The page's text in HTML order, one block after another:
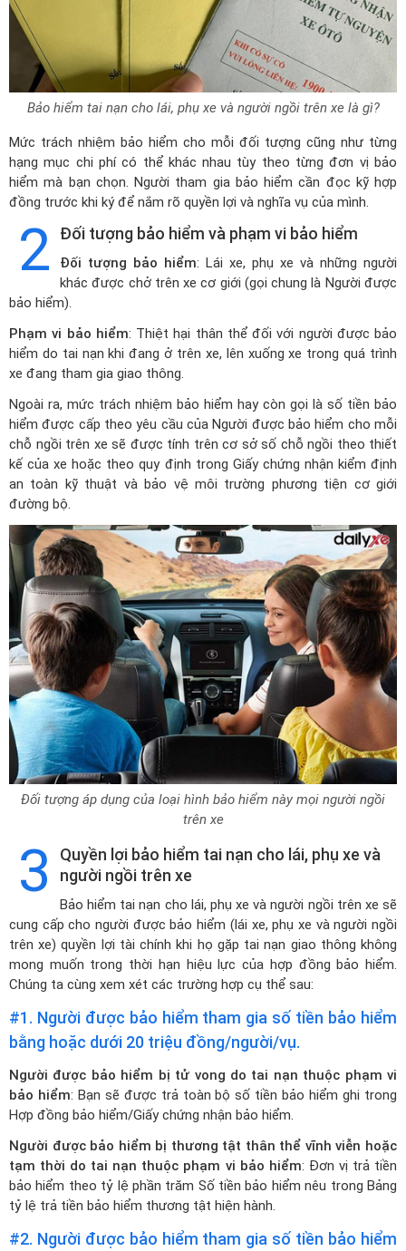
Bảo hiểm tai nạn cho lái, phụ xe và người ngồi trên xe là gì?
Mức trách nhiệm bảo hiểm cho mỗi đối tượng cũng như từng
hạng mục chi phí có thể khác nhau tùy theo từng đơn vị bảo
hiểm mà bạn chọn. Người tham gia bảo hiểm cần đọc kỹ hợp
đồng trước khi ký để nắm rõ quyền lợi và nghĩa vụ của mình.
2 Đối tượng bảo hiểm và phạm vi bảo hiểm
Đối tượng bảo hiểm: Lái xe, phụ xe và những người
khác được chở trên xe cơ giới (gọi chung là Người được
bảo hiểm).
Phạm vi bảo hiểm: Thiệt hại thân thể đối với người được bảo
hiểm do tai nạn khi đang ở trên xe, lên xuống xe trong quá trình
xe đang tham gia giao thông.
Ngoài ra, mức trách nhiệm bảo hiểm hay còn gọi là số tiền bảo
hiểm được cấp theo yêu cầu của Người được bảo hiểm cho mỗi
chỗ ngồi trên xe sẽ được tính trên cơ sở số chỗ ngồi theo thiết
kế của xe hoặc theo quy định trong Giấy chứng nhận kiểm định
an toàn kỹ thuật và bảo vệ môi trường phương tiện cơ giới
đường bộ.
Đối tượng áp dụng của loại hình bảo hiểm này mọi người ngồi
trên xe
3
Quyền lợi bảo hiểm tai nạn cho lái, phụ xe và
người ngồi trên xe
Bảo hiểm tai nạn cho lái, phụ xe và người ngồi trên xe sẽ
cung cấp cho người được bảo hiểm (lái xe, phụ xe và người ngồi
trên xe) quyền lợi tài chính khi họ gặp tai nạn giao thông không
mong muốn trong thời hạn hiệu lực của hợp đồng bảo hiểm.
Chúng ta cùng xem xét các trường hợp cụ thể sau:
#1. Người được bảo hiểm tham gia số tiền bảo hiểm
bằng hoặc dưới 20 triệu đồng/người/vụ.
Người được bảo hiểm bị tử vong do tai nạn thuộc phạm vi
bảo hiểm: Bạn sẽ được trả toàn bộ số tiền bảo hiểm ghi trong
Hợp đồng bảo hiểm/Giấy chứng nhận bảo hiểm.
Người được bảo hiểm bị thương tật thân thể vĩnh viễn hoặc
tạm thời do tai nạn thuộc phạm vi bảo hiểm: Đơn vị trả tiền
bảo hiểm theo tỷ lệ phần trăm Số tiền bảo hiểm nêu trong Bảng
tỷ lệ trả tiền bảo hiểm thương tật hiện hành.
#2. Người được bảo hiểm tham gia số tiền bảo hiểm